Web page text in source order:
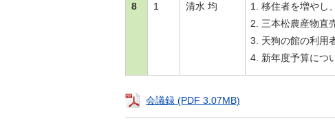
8 1 清水 均
移住者を増やし
三本松農産物直
天狗の館の利用
新年度予算につ
会議録 (PDF 3.07MB)